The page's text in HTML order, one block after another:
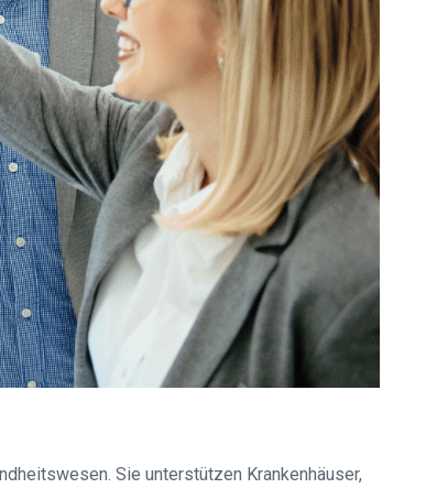
Sie unterstützen Krankenhäuser,